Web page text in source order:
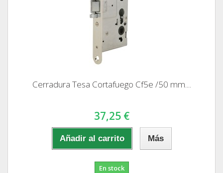
Cerradura Tesa Cortafuego Cf5e /50 mm....
37,25 €
Añadir al carrito Más
En stock